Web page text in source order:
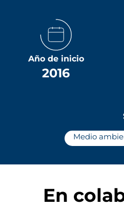
Año de inicio
2016
Medio
En